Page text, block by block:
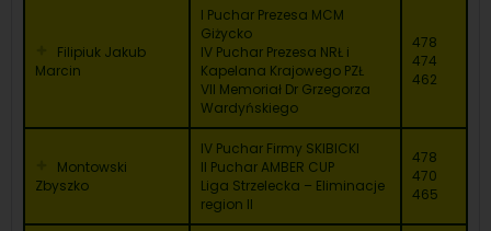
Filipiuk Jakub
Marcin
I Puchar Prezesa MCM
Giżycko
IV Puchar Prezesa NRŁ i
Kapelana Krajowego PZŁ
VII Memoriał Dr Grzegorza
Wardyńskiego
478
474
462
Montowski
Zbyszko
IV Puchar Firmy SKIBICKI
II Puchar AMBER CUP
Liga Strzelecka – Eliminacje
region II
478
470
465